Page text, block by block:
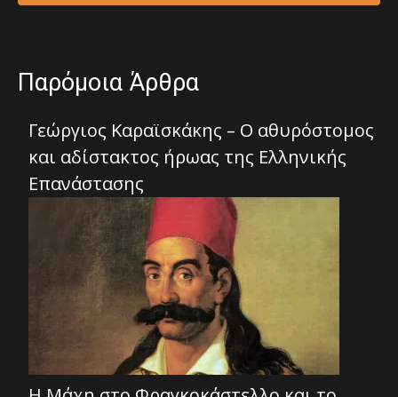
Παρόμοια Άρθρα
Γεώργιος Καραϊσκάκης – Ο αθυρόστομος
και αδίστακτος ήρωας της Ελληνικής
Επανάστασης